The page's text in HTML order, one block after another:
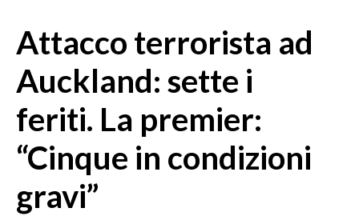
MEDIO CAMPIDANO
ORISTANO E PROVINCIA
GALLURA
NUORO E PROVINCIA
OGLIASTRA
AGENDA
Attacco terrorista ad
Auckland: sette i
feriti. La premier:
“Cinque in condizioni
gravi”